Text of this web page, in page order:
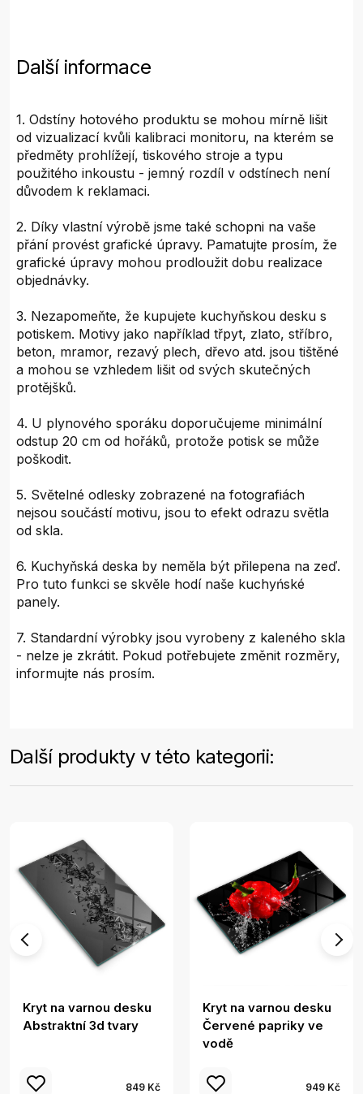
Další informace
1. Odstíny hotového produktu se mohou mírně lišit
od vizualizací kvůli kalibraci monitoru, na kterém se
předměty prohlížejí, tiskového stroje a typu
použitého inkoustu - jemný rozdíl v odstínech není
důvodem k reklamaci.
2. Díky vlastní výrobě jsme také schopni na vaše
přání provést grafické úpravy. Pamatujte prosím, že
grafické úpravy mohou prodloužit dobu realizace
objednávky.
3. Nezapomeňte, že kupujete kuchyňskou desku s
potiskem. Motivy jako například třpyt, zlato, stříbro,
beton, mramor, rezavý plech, dřevo atd. jsou tištěné
a mohou se vzhledem lišit od svých skutečných
protějšků.
4. U plynového sporáku doporučujeme minimální
odstup 20 cm od hořáků, protože potisk se může
poškodit.
5. Světelné odlesky zobrazené na fotografiách
nejsou součástí motivu, jsou to efekt odrazu světla
od skla.
6. Kuchyňská deska by neměla být přilepena na zeď.
Pro tuto funkci se skvěle hodí naše kuchyńské
panely.
7. Standardní výrobky jsou vyrobeny z kaleného skla
- nelze je zkrátit. Pokud potřebujete změnit rozměry,
informujte nás prosím.
Další produkty v této kategorii:
Kryt na varnou desku
Abstraktní 3d tvary
849 Kč
Kryt na varnou desku
Červené papriky ve
vodě
949 Kč